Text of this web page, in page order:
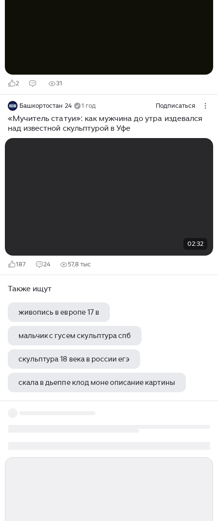
2 31
Башкортостан 24 1 год Подписаться
«Мучитель статуи»: как мужчина до утра издевался
над известной скульптурой в Уфе
02:32
187 24 57,8 тыс
Также ищут
живопись в европе 17 в
мальчик с гусем скульптура спб
скульптура 18 века в россии егэ
скала в дьеппе клод моне описание картины